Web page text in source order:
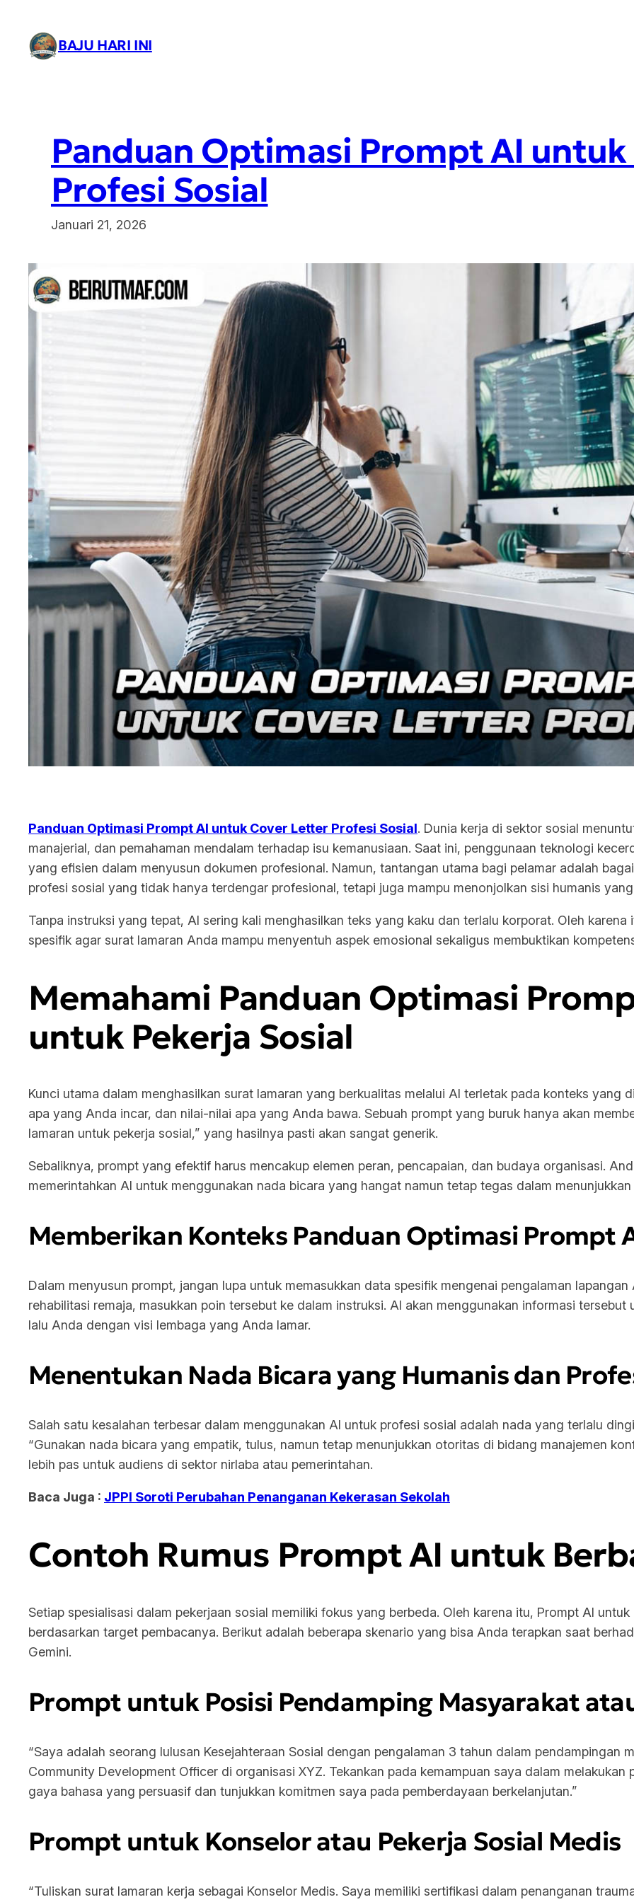
konten
BAJU HARI INI
Panduan Optimasi Prompt AI
Profesi Sosial
Januari 21, 2026
Panduan Optimasi Prompt AI untuk Cover Letter Profesi Sosial. Dunia kerja di sektor sosial
manajerial, dan pemahaman mendalam terhadap isu kemanusiaan. Saat ini, penggunaan teknologi
yang efisien dalam menyusun dokumen profesional. Namun, tantangan utama bagi pelamar adalah
profesi sosial yang tidak hanya terdengar profesional, tetapi juga mampu menonjolkan sisi humanis
Tanpa instruksi yang tepat, AI sering kali menghasilkan teks yang kaku dan terlalu korporat. Oleh
spesifik agar surat lamaran Anda mampu menyentuh aspek emosional sekaligus membuktikan
Memahami Panduan Optimasi
untuk Pekerja Sosial
Kunci utama dalam menghasilkan surat lamaran yang berkualitas melalui AI terletak pada konteks yang
apa yang Anda incar, dan nilai-nilai apa yang Anda bawa. Sebuah prompt yang buruk hanya akan
lamaran untuk pekerja sosial,” yang hasilnya pasti akan sangat generik.
Sebaliknya, prompt yang efektif harus mencakup elemen peran, pencapaian, dan budaya organisasi.
memerintahkan AI untuk menggunakan nada bicara yang hangat namun tetap tegas dalam
Memberikan Konteks Panduan Optimasi Prompt
Dalam menyusun prompt, jangan lupa untuk memasukkan data spesifik mengenai pengalaman
rehabilitasi remaja, masukkan poin tersebut ke dalam instruksi. AI akan menggunakan informasi
lalu Anda dengan visi lembaga yang Anda lamar.
Menentukan Nada Bicara yang Humanis dan
Salah satu kesalahan terbesar dalam menggunakan AI untuk profesi sosial adalah nada yang terlalu
“Gunakan nada bicara yang empatik, tulus, namun tetap menunjukkan otoritas di bidang manajemen
lebih pas untuk audiens di sektor nirlaba atau pemerintahan.
Baca Juga : JPPI Soroti Perubahan Penanganan Kekerasan Sekolah
Contoh Rumus Prompt AI untuk
Setiap spesialisasi dalam pekerjaan sosial memiliki fokus yang berbeda. Oleh karena itu, Prompt AI
berdasarkan target pembacanya. Berikut adalah beberapa skenario yang bisa Anda terapkan saat
Gemini.
Prompt untuk Posisi Pendamping Masyarakat
“Saya adalah seorang lulusan Kesejahteraan Sosial dengan pengalaman 3 tahun dalam pendampingan
Community Development Officer di organisasi XYZ. Tekankan pada kemampuan saya dalam
gaya bahasa yang persuasif dan tunjukkan komitmen saya pada pemberdayaan berkelanjutan.”
Prompt untuk Konselor atau Pekerja Sosial Medis
“Tuliskan surat lamaran kerja sebagai Konselor Medis. Saya memiliki sertifikasi dalam penanganan